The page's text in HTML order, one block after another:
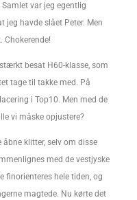
var jeg egentlig
jeg havde slået Peter. Men
Chokerende!
besat H60-klasse, som
tage til takke med. På
i Top10. Men med de
vi måske opjustere?
klitter, selv om disse
med de vestjyske
finorienteres hele tiden, og
magtede. Nu kørte det